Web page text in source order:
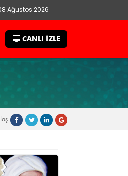
Ağustos 2026
CANLI İZLE